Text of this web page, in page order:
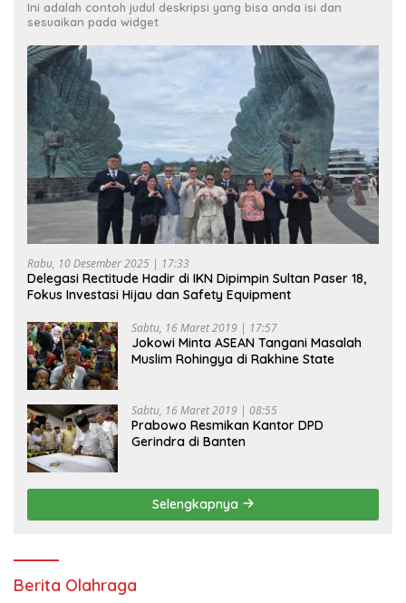
Ini adalah contoh judul deskripsi yang bisa anda isi dan
sesuaikan pada widget
Rabu, 10 Desember 2025 | 17:33
Delegasi Rectitude Hadir di IKN Dipimpin Sultan Paser 18,
Fokus Investasi Hijau dan Safety Equipment
Sabtu, 16 Maret 2019 | 17:57
Jokowi Minta ASEAN Tangani Masalah
Muslim Rohingya di Rakhine State
Sabtu, 16 Maret 2019 | 08:55
Prabowo Resmikan Kantor DPD
Gerindra di Banten
Selengkapnya
Berita Olahraga